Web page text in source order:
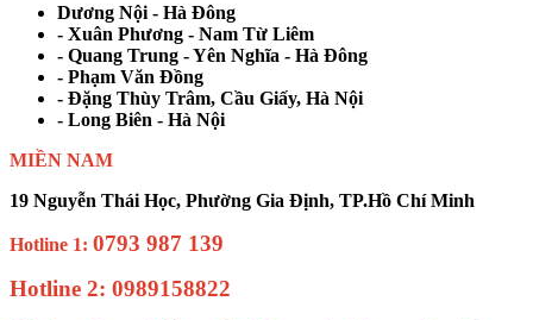
Dương Nội - Hà Đông
- Xuân Phương - Nam Từ Liêm
- Quang Trung - Yên Nghĩa - Hà Đông
- Phạm Văn Đồng
- Đặng Thùy Trâm, Cầu Giấy, Hà Nội
- Long Biên - Hà Nội
MIỀN NAM
19 Nguyễn Thái Học, Phường Gia Định, TP.Hồ Chí Minh
Hotline 1: 0793 987 139
Hotline 2: 0989158822